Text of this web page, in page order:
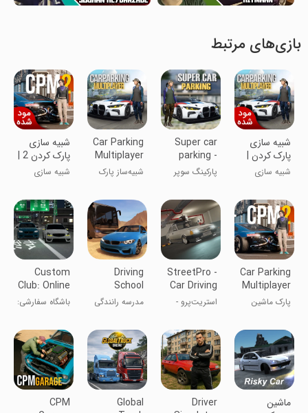
بازی‌های مرتبط
شبیه سازی
پارک کردن |
نسخه مود
شبیه سازی
Super car
parking -
Car games
پارکینگ سوپر
بازی‌های ماشین
Car Parking
Multiplayer
شبیه‌ساز پارک
چندنفره
شبیه سازی
پارک کردن 2 |
نسخه مود
شبیه سازی
Car Parking
Multiplayer
2
پارک ماشین
StreetPro -
Car Driving
Game
استریت‌پرو -
اتومبیل
Driving
School
2016
مدرسه رانندگی
Custom
Club: Online
Racing 3D
باشگاه سفارشی:
۳D
‏‏ماشین
Driver
Global
CPM